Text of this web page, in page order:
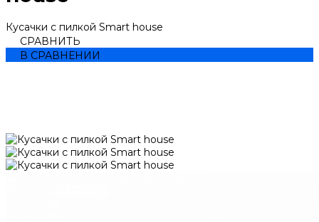
Кусачки с пилкой Smart house
СРАВНИТЬ
В СРАВНЕНИИ